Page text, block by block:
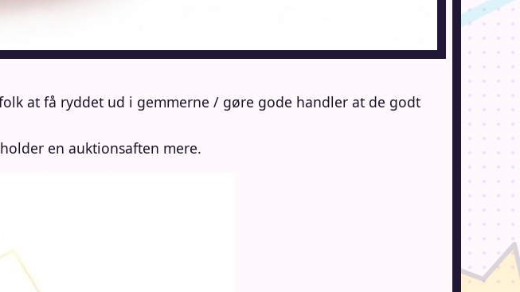
at få ryddet ud i gemmerne / gøre gode handler at de godt
en auktionsaften mere.